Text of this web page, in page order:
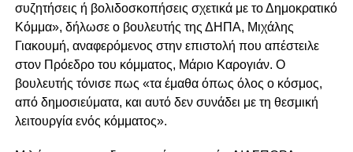
συζητήσεις ή βολιδοσκοπήσεις σχετικά με το Δημοκρατικό
Κόμμα», δήλωσε ο βουλευτής της ΔΗΠΑ, Μιχάλης
Γιακουμή, αναφερόμενος στην επιστολή που απέστειλε
στον Πρόεδρο του κόμματος, Μάριο Καρογιάν. Ο
βουλευτής τόνισε πως «τα έμαθα όπως όλος ο κόσμος,
από δημοσιεύματα, και αυτό δεν συνάδει με τη θεσμική
λειτουργία ενός κόμματος».